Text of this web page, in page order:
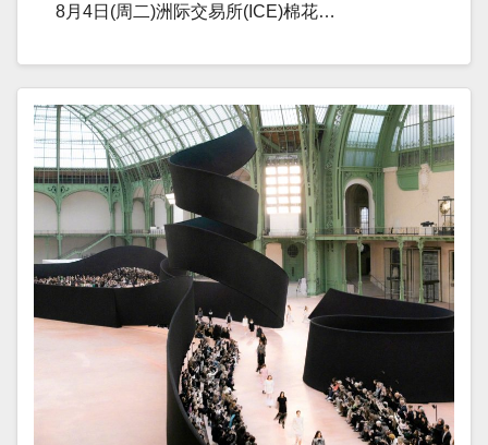
8月4日(周二)洲际交易所(ICE)棉花…